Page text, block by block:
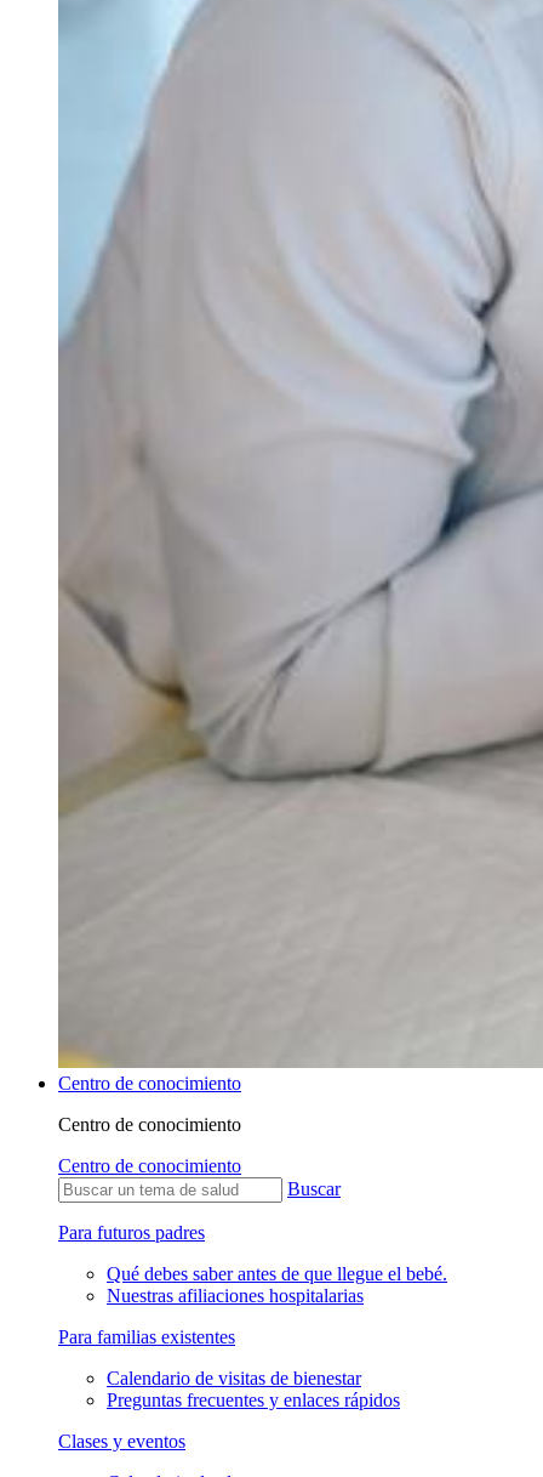
Centro de conocimiento
Centro de conocimiento
Centro de conocimiento
Buscar
Para futuros padres
Qué debes saber antes de que llegue el bebé.
Nuestras afiliaciones hospitalarias
Para familias existentes
Calendario de visitas de bienestar
Preguntas frecuentes y enlaces rápidos
Clases y eventos